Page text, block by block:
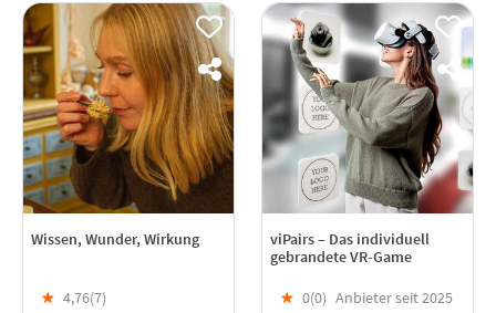
Wissen, Wunder, Wirkung
★ 4,76(7)
viPairs – Das individuell
gebrandete VR-Game
★ 0(0) Anbieter seit 2025